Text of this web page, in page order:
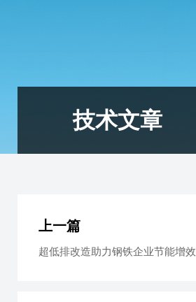
技术文章
上一篇
超低排改造助力钢铁企业节能增效